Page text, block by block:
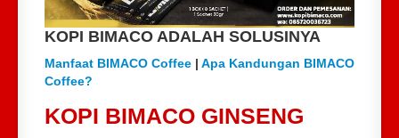
KOPI BIMACO ADALAH SOLUSINYA
Manfaat BIMACO Coffee | Apa Kandungan BIMACO
Coffee?
KOPI BIMACO GINSENG